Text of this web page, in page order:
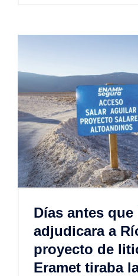
Días antes que
adjudicara a
proyecto de
Eramet tiraba